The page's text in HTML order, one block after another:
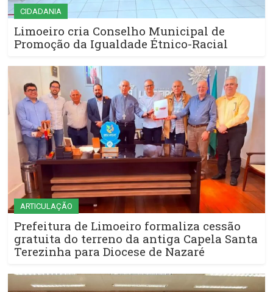
CIDADANIA
Limoeiro cria Conselho Municipal de
Promoção da Igualdade Étnico-Racial
ARTICULAÇÃO
Prefeitura de Limoeiro formaliza cessão
gratuita do terreno da antiga Capela Santa
Terezinha para Diocese de Nazaré